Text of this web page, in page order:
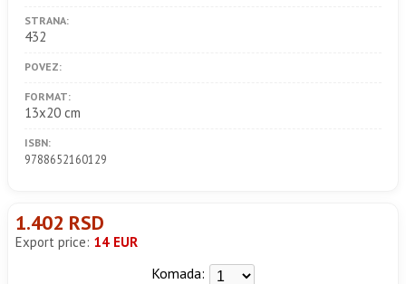
STRANA:
432
POVEZ:
FORMAT:
13x20 cm
ISBN:
9788652160129
1.402 RSD
Export price: 14 EUR
Komada: